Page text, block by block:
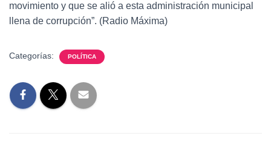
movimiento y que se alió a esta administración municipal
llena de corrupción”. (Radio Máxima)
Categorías: POLÍTICA